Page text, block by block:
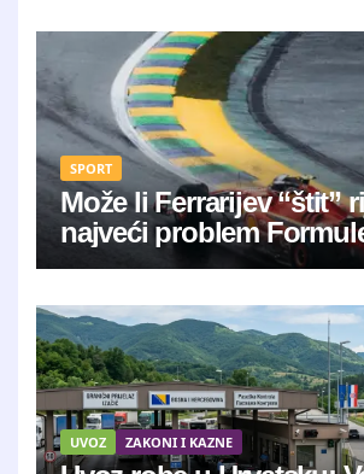
SPORT
Može li Ferrarijev “štit”
najveći problem
UVOZ ZAKONI I KAZNE